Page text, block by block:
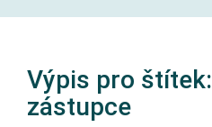
Výpis pro štítek:
zástupce